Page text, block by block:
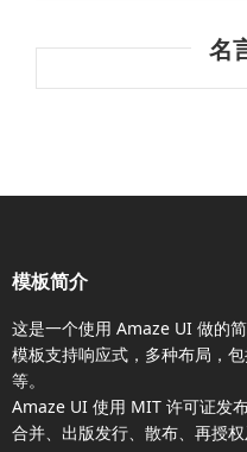
名
模板简介
这是一个使用 Amaze UI 做的
模板支持响应式，多种布局，
等。
Amaze UI 使用 MIT 许可证发
合并、出版发行、散布、再授